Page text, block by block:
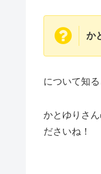
か
について知る
かとゆりさ
ださいね！